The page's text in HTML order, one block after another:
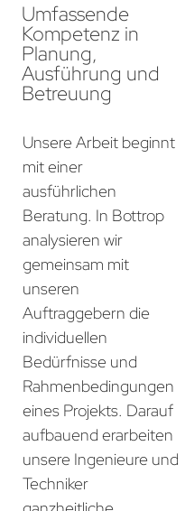
Umfassende
Kompetenz in
Planung,
Ausführung und
Betreuung
Unsere Arbeit beginnt
mit einer
ausführlichen
Beratung. In Bottrop
analysieren wir
gemeinsam mit
unseren
Auftraggebern die
individuellen
Bedürfnisse und
Rahmenbedingungen
eines Projekts. Darauf
aufbauend erarbeiten
unsere Ingenieure und
Techniker